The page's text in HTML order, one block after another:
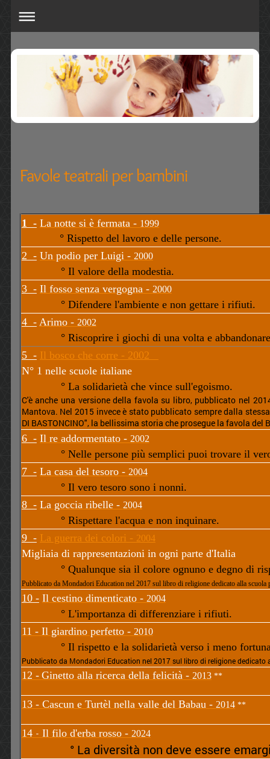
Favole teatrali per bambini
1 - La notte si è fermata - 1999
° Rispetto del lavoro e delle persone.
2 - Un podio per Luigi - 2000
° Il valore della modestia.
3 - Il fosso senza vergogna - 2000
° Difendere l'ambiente e non gettare i rifiuti.
4 - Arimo - 2002
° Riscoprire i giochi di una volta e
5 - Il bosco che corre - 2002
N° 1 nelle scuole italiane
° La solidarietà che vince sull'egoismo.
C'è anche una versione della favola su libro, pubblicato nel
Mantova. Nel 2015 invece è stato pubblicato sempre dalla
DI BASTONCINO", la bellissima storia che prosegue la favola del
6 - Il re addormentato - 2002
° Nelle persone più semplici puoi trovare il
7 - La casa del tesoro - 2004
° Il vero tesoro sono i nonni.
8 - La goccia ribelle - 2004
° Rispettare l'acqua e non inquinare.
9 - La guerra dei colori - 2004
Migliaia di rappresentazioni in ogni parte d'Italia
° Qualunque sia il colore ognuno e degno di
Pubblicato da Mondadori Education nel 2017 sul libro di religione dedicato alla scuola
10 - Il cestino dimenticato - 2004
° L'importanza di differenziare i rifiuti.
11 - Il giardino perfetto - 2010
° Il rispetto e la solidarietà verso i meno
Pubblicato da Mondadori Education nel 2017 sul libro di religione dedicato
12 - Ginetto alla ricerca della felicità - 2013 **
13 - Cascun e Turtèl nella valle del Babau - 2014 **
14- Il filo d'erba rosso - 2024
° La diversità non deve essere